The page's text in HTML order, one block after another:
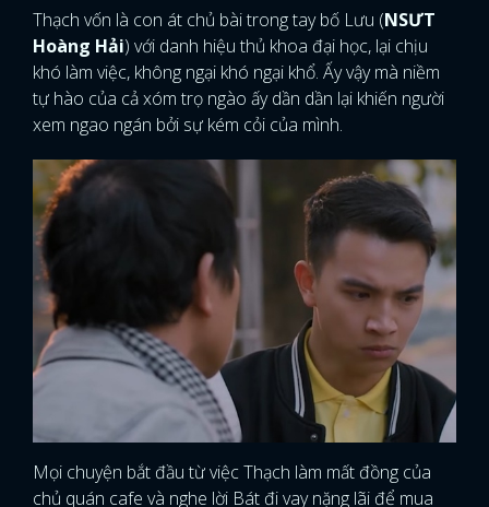
Thạch vốn là con át chủ bài trong tay bố Lưu (NSƯT
Hoàng Hải) với danh hiệu thủ khoa đại học, lại chịu
khó làm việc, không ngại khó ngại khổ. Ấy vậy mà niềm
tự hào của cả xóm trọ ngào ấy dần dần lại khiến người
xem ngao ngán bởi sự kém cỏi của mình.
Mọi chuyện bắt đầu từ việc Thạch làm mất đồng của
chủ quán cafe và nghe lời Bát đi vay nặng lãi để mua